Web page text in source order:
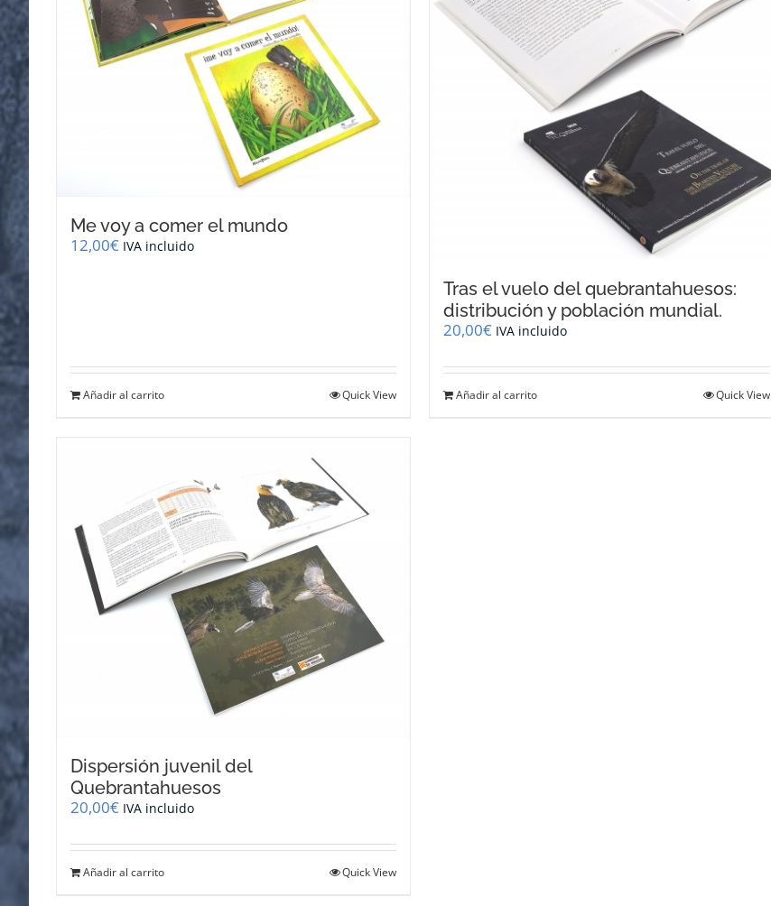
Me voy a comer el mundo
12,00€ IVA incluido
Añadir al carrito Quick View
Tras el vuelo del quebrantahuesos:
distribución y población mundial.
20,00€ IVA incluido
Añadir al carrito Quick View
Dispersión juvenil del
Quebrantahuesos
20,00€ IVA incluido
Añadir al carrito Quick View